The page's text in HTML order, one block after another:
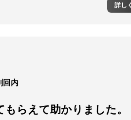
詳し
回内
らえて助かりました。